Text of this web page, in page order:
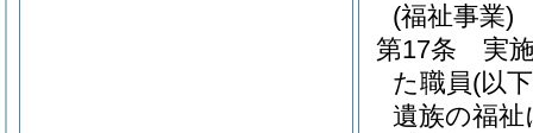
(福祉事業)
第17条
実
た職員(以
遺族の福